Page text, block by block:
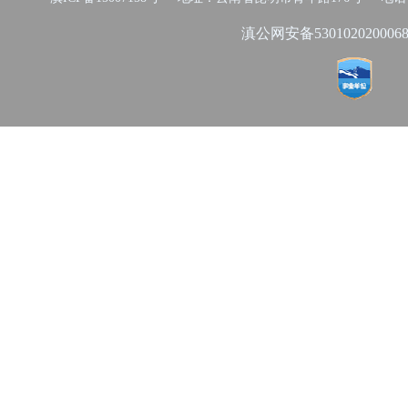
滇公网安备